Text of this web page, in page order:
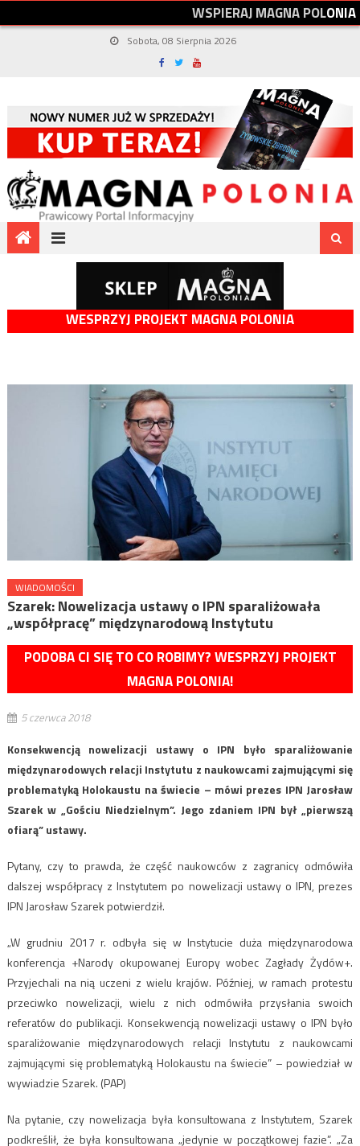
WSPIERAJMAGNAPOLONIA
Sobota, 08 Sierpnia 2026
WESPRZYJ PROJEKT MAGNA POLONIA
WIADOMOŚCI
Szarek: Nowelizacja ustawy o IPN sparaliżowała
„współpracę” międzynarodową Instytutu
PODOBA CI SIĘ TO CO ROBIMY? WESPRZYJ PROJEKT
MAGNA POLONIA!
5 czerwca 2018
Konsekwencją nowelizacji ustawy o IPN było sparaliżowanie
międzynarodowych relacji Instytutu z naukowcami zajmującymi się
problematyką Holokaustu na świecie – mówi prezes IPN Jarosław
Szarek w „Gościu Niedzielnym”. Jego zdaniem IPN był „pierwszą
ofiarą” ustawy.
Pytany, czy to prawda, że część naukowców z zagranicy odmówiła
dalszej współpracy z Instytutem po nowelizacji ustawy o IPN, prezes
IPN Jarosław Szarek potwierdził.
„W grudniu 2017 r. odbyła się w Instytucie duża międzynarodowa
konferencja +Narody okupowanej Europy wobec Zagłady Żydów+.
Przyjechali na nią uczeni z wielu krajów. Później, w ramach protestu
przeciwko nowelizacji, wielu z nich odmówiła przysłania swoich
referatów do publikacji. Konsekwencją nowelizacji ustawy o IPN było
sparaliżowanie międzynarodowych relacji Instytutu z naukowcami
zajmującymi się problematyką Holokaustu na świecie” – powiedział w
wywiadzie Szarek. (PAP)
Na pytanie, czy nowelizacja była konsultowana z Instytutem, Szarek
podkreślił, że była konsultowana „jedynie w początkowej fazie”. „Za